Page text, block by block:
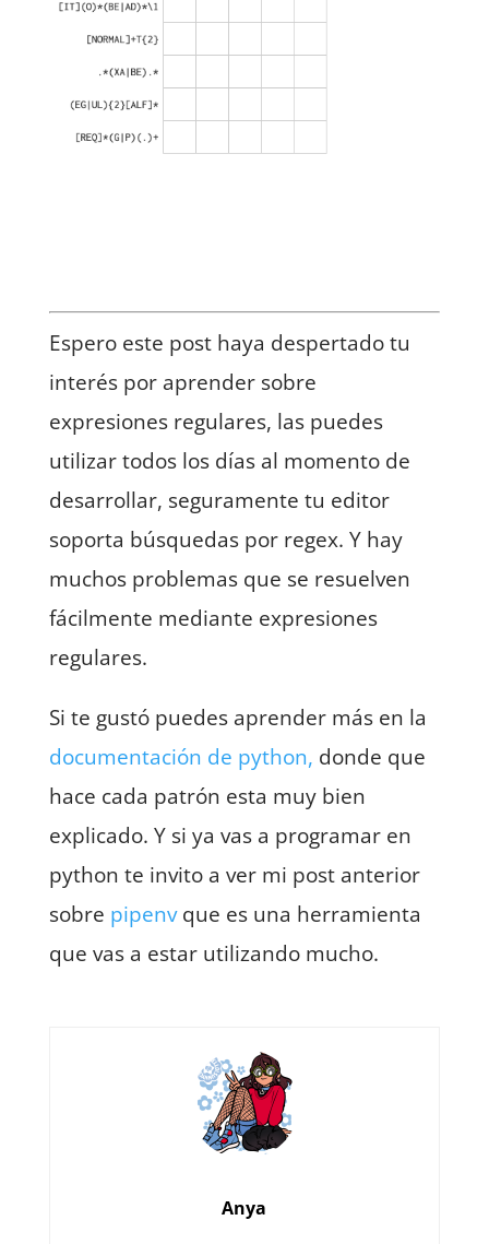
Espero este post haya despertado tu
interés por aprender sobre
expresiones regulares, las puedes
utilizar todos los días al momento de
desarrollar, seguramente tu editor
soporta búsquedas por regex. Y hay
muchos problemas que se resuelven
fácilmente mediante expresiones
regulares.
Si te gustó puedes aprender más en la
documentación de python, donde que
hace cada patrón esta muy bien
explicado. Y si ya vas a programar en
python te invito a ver mi post anterior
sobre pipenvque es una herramienta
que vas a estar utilizando mucho.
Anya